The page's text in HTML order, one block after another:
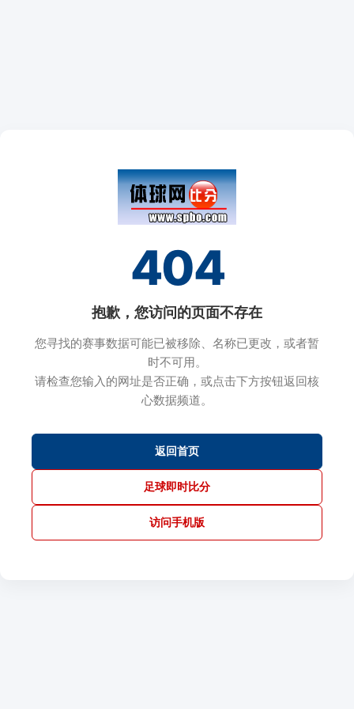
404
抱歉，您访问的页面不存在
您寻找的赛事数据可能已被移除、名称已更改，或者暂
时不可用。
请检查您输入的网址是否正确，或点击下方按钮返回核
心数据频道。
返回首页
足球即时比分
访问手机版